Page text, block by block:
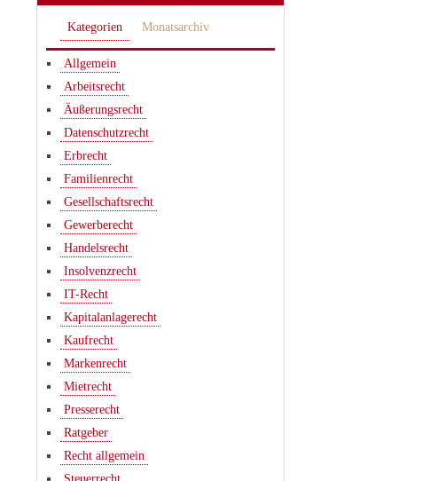
Kategorien Monatsarchiv
Allgemein
Arbeitsrecht
Äußerungsrecht
Datenschutzrecht
Erbrecht
Familienrecht
Gesellschaftsrecht
Gewerberecht
Handelsrecht
Insolvenzrecht
IT-Recht
Kapitalanlagerecht
Kaufrecht
Markenrecht
Mietrecht
Presserecht
Ratgeber
Recht allgemein